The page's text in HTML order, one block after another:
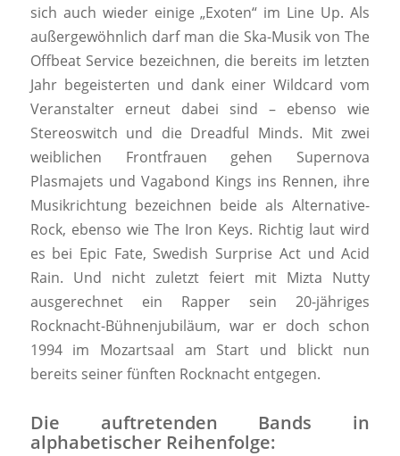
sich auch wieder einige „Exoten“ im Line Up. Als
außergewöhnlich darf man die Ska-Musik von The
Offbeat Service bezeichnen, die bereits im letzten
Jahr begeisterten und dank einer Wildcard vom
Veranstalter erneut dabei sind – ebenso wie
Stereoswitch und die Dreadful Minds. Mit zwei
weiblichen Frontfrauen gehen Supernova
Plasmajets und Vagabond Kings ins Rennen, ihre
Musikrichtung bezeichnen beide als Alternative-
Rock, ebenso wie The Iron Keys. Richtig laut wird
es bei Epic Fate, Swedish Surprise Act und Acid
Rain. Und nicht zuletzt feiert mit Mizta Nutty
ausgerechnet ein Rapper sein 20-jähriges
Rocknacht-Bühnenjubiläum, war er doch schon
1994 im Mozartsaal am Start und blickt nun
bereits seiner fünften Rocknacht entgegen.
Die auftretenden Bands in
alphabetischer Reihenfolge: